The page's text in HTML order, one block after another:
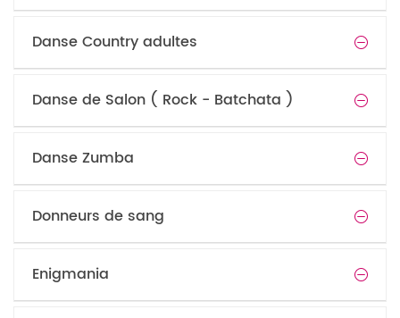
Danse Country adultes
Danse de Salon ( Rock - Batchata )
Danse Zumba
Donneurs de sang
Enigmania